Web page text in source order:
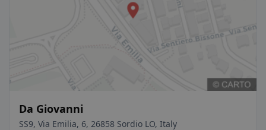
Da Giovanni
SS9, Via Emilia, 6, 26858 Sordio LO, Italy